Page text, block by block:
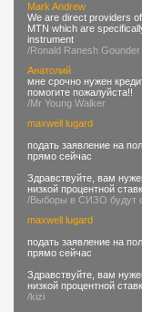
Mark Andrew
We are direct providers
MTN which are
instrument
/Ronald Ranesh Gounder
Анатолий
мне срочно нужен
помогите пожалуйста!!
/Mr Young Walker
maxwell lugard
подать заявление на
прямо сейчас
Здравствуйте, вам
низкой процентной
/Выборы в СИЗО будут с
maxwell lugard
подать заявление на
прямо сейчас
Здравствуйте, вам
низкой процентной
/kizi